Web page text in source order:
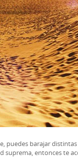
puedes barajar
suprema, entonces te